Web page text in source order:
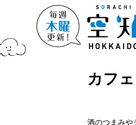
カフ
酒のつまみや